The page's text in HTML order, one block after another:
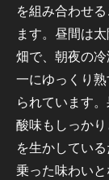
を組み合わせ
ます。昼間は
畑で、朝夜の
一にゆっくり
られています
酸味もしっか
を生かしてい
乗った味わい